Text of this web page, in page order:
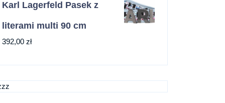
Karl Lagerfeld Pasek z
literami multi 90 cm
392,00 zł